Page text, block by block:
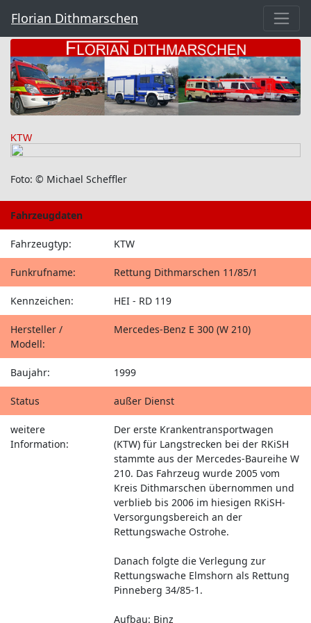
Florian Dithmarschen
KTW
Foto: © Michael Scheffler
Fahrzeugdaten
Fahrzeugtyp: KTW
Funkrufname: Rettung Dithmarschen 11/85/1
Kennzeichen: HEI - RD 119
Hersteller /
Modell:
Mercedes-Benz E 300 (W 210)
Baujahr: 1999
Status außer Dienst
weitere
Information:
Der erste Krankentransportwagen
(KTW) für Langstrecken bei der RKiSH
stammte aus der Mercedes-Baureihe W
210. Das Fahrzeug wurde 2005 vom
Kreis Dithmarschen übernommen und
verblieb bis 2006 im hiesigen RKiSH-
Versorgungsbereich an der
Rettungswache Ostrohe.
Danach folgte die Verlegung zur
Rettungswache Elmshorn als Rettung
Pinneberg 34/85-1.
Aufbau: Binz